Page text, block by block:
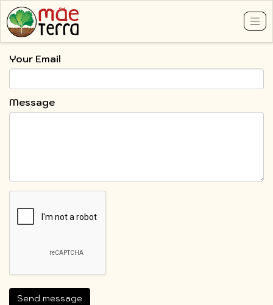
to
content
Your Email
Message
Send message